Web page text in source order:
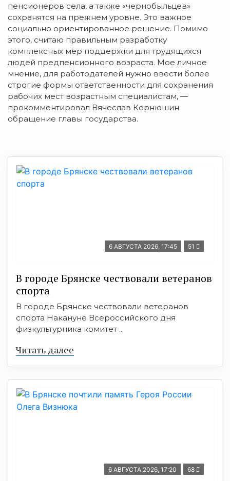
пенсионеров села, а также «чернобыльцев»
сохранятся на прежнем уровне. Это важное
социально ориентированное решение. Помимо
этого, считаю правильным разработку
комплексных мер поддержки для трудящихся
людей предпенсионного возраста. Мое личное
мнение, для работодателей нужно ввести более
строгие формы ответственности для сохранения
рабочих мест возрастным специалистам, —
прокомментировал Вячеслав Корнюшин
обращение главы государства.
6 АВГУСТА 2026, 17:45 51
В городе Брянске чествовали ветеранов
спорта
В городе Брянске чествовали ветеранов
спорта Накануне Всероссийского дня
физкультурника комитет ...
Читать далее
6 АВГУСТА 2026, 17:20 68